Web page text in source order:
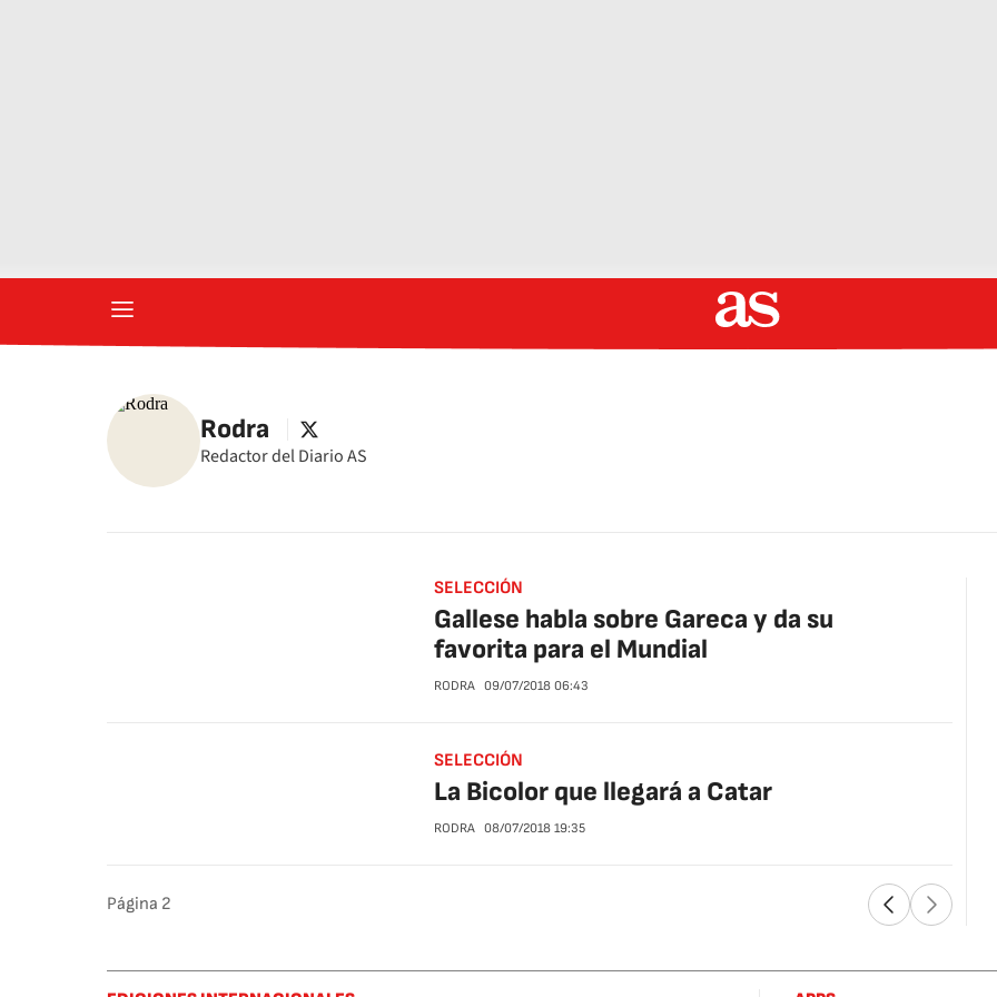
Rodra
Redactor del Diario AS
twitter
SELECCIÓN
Gallese habla sobre Gareca y da su
favorita para el Mundial
RODRA 09/07/2018 06:43
SELECCIÓN
La Bicolor que llegará a Catar
RODRA 08/07/2018 19:35
Página 2